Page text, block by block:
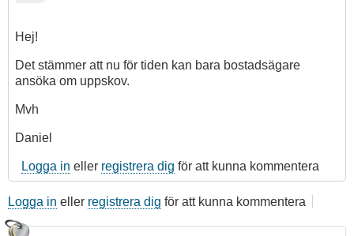
Hej!
Det stämmer att nu för tiden kan bara bostadsägare
ansöka om uppskov.
Mvh
Daniel
Logga in eller registrera dig för att kunna kommentera
Logga in eller registrera dig för att kunna kommentera